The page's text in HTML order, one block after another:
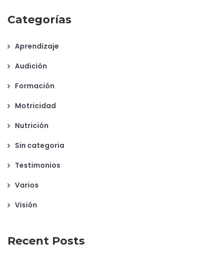
Categorías
Aprendizaje
Audición
Formación
Motricidad
Nutrición
Sin categoria
Testimonios
Varios
Visión
Recent Posts